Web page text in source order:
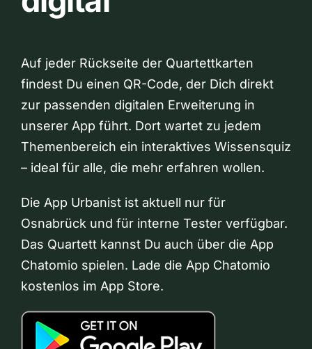
Auf jeder Rückseite der Quartettkarten
findest Du einen QR-Code, der Dich direkt
zur passenden digitalen Erweiterung in
unserer App führt. Dort wartet zu jedem
Themenbereich ein interaktives Wissensquiz
– ideal für alle, die mehr erfahren wollen.
Die App Urbanist ist aktuell nur für
Osnabrück und für interne Tester verfügbar.
Das Quartett kannst Du auch über die App
Chatomio spielen. Lade die App Chatomio
kostenlos im App Store.